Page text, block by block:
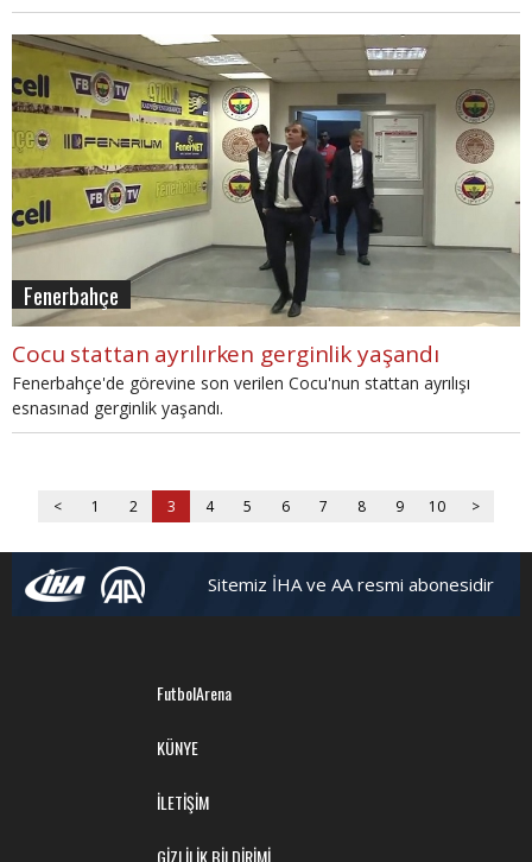
Hollandalı teknik adam, PSV'den 5 yılda kazandığı parayı
Fenerbahçe'de 4 ayda almış olacak.
Fenerbahçe
Cocu stattan ayrılırken gerginlik yaşandı
Fenerbahçe'de görevine son verilen Cocu'nun stattan ayrılışı
esnasınad gerginlik yaşandı.
< 1 2 3 4 5 6 7 8 9 10 >
Sitemiz İHA ve AA resmi abonesidir
FutbolArena
KÜNYE
İLETİŞİM
GİZLİLİK BİLDİRİMİ